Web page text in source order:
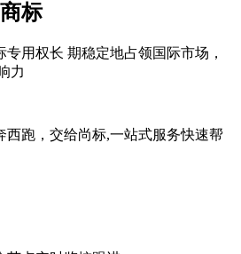
标
用权长 期稳定地占领国际市场，
力
西跑，交给尚标,一站式服务快速帮